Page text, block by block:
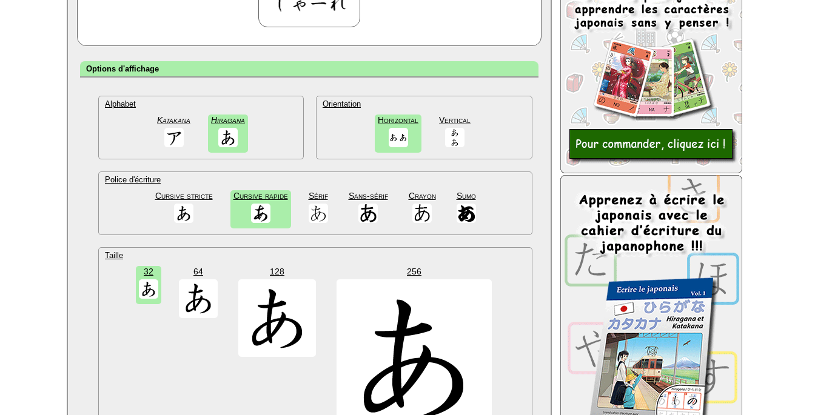
Options d'affichage
Alphabet
Katakana Hiragana
Orientation
Horizontal Vertical
Police d'écriture
Cursive stricte Cursive rapide Sérif Sans-sérif Crayon Sumo
Taille
32 64 128 256